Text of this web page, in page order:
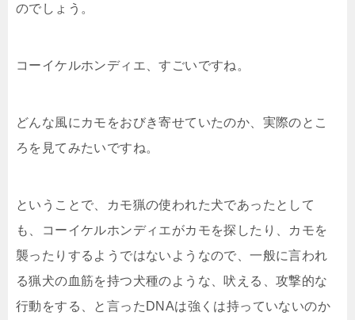
のでしょう。
コーイケルホンディエ、すごいですね。
どんな風にカモをおびき寄せていたのか、実際のとこ
ろを見てみたいですね。
ということで、カモ猟の使われた犬であったとして
も、コーイケルホンディエがカモを探したり、カモを
襲ったりするようではないようなので、一般に言われ
る猟犬の血筋を持つ犬種のような、吠える、攻撃的な
行動をする、と言ったDNAは強くは持っていないのか